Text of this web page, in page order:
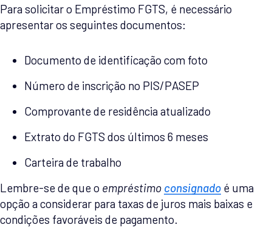
Para solicitar o Empréstimo FGTS, é necessário
apresentar os seguintes documentos:
Documento de identificação com foto
Número de inscrição no PIS/PASEP
Comprovante de residência atualizado
Extrato do FGTS dos últimos 6 meses
Carteira de trabalho
Lembre-se de que o empréstimo consignado é uma
opção a considerar para taxas de juros mais baixas e
condições favoráveis de pagamento.